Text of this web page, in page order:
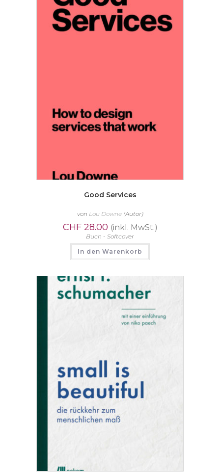
Good Services
von Lou Downe(Autor)
CHF28.00 (inkl. MwSt.)
Buch - Softcover
In den Warenkorb